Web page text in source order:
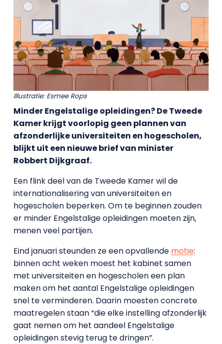
Illustratie: Esmee Rops
Minder Engelstalige opleidingen? De Tweede
Kamer krijgt voorlopig geen plannen van
afzonderlijke universiteiten en hogescholen,
blijkt uit een nieuwe brief van minister
Robbert Dijkgraaf.
Een flink deel van de Tweede Kamer wil de
internationalisering van universiteiten en
hogescholen beperken. Om te beginnen zouden
er minder Engelstalige opleidingen moeten zijn,
menen veel partijen.
Eind januari steunden ze een opvallende motie:
binnen acht weken moest het kabinet samen
met universiteiten en hogescholen een plan
maken om het aantal Engelstalige opleidingen
snel te verminderen. Daarin moesten concrete
maatregelen staan “die elke instelling afzonderlijk
gaat nemen om het aandeel Engelstalige
opleidingen stevig terug te dringen”.